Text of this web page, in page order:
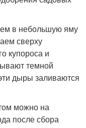
в небольшую яму
сверху
купороса и
темной
дыры заливаются
можно на
после сбора